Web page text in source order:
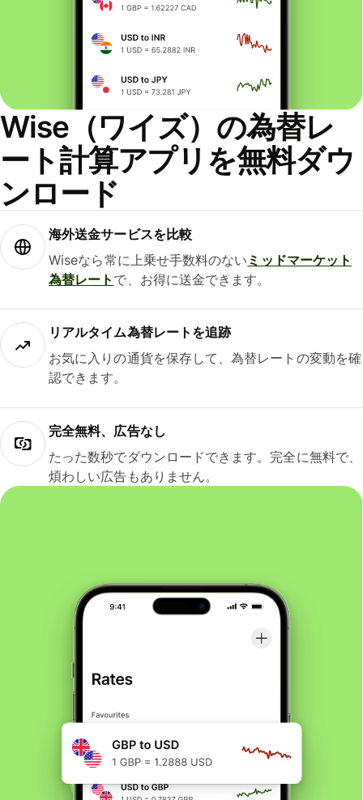
Wise（ワイズ）の為替レ
ート計算アプリを無料ダウ
ンロード
海外送金サービスを比較
Wiseなら常に上乗せ手数料のない ミッドマーケット
為替レート で、お得に送金できます。
リアルタイム為替レートを追跡
お気に入りの通貨を保存して、為替レートの変動を確
認できます。
完全無料、広告なし
たった数秒でダウンロードできます。完全に無料で、
煩わしい広告もありません。